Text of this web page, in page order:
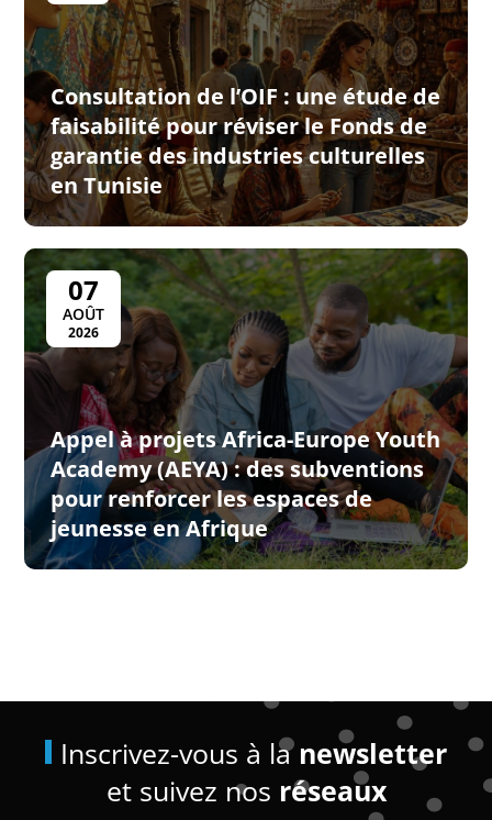
Consultation de l’OIF : une étude de
faisabilité pour réviser le Fonds de
garantie des industries culturelles
en Tunisie
07
AOÛT
2026
Appel à projets Africa-Europe Youth
Academy (AEYA) : des subventions
pour renforcer les espaces de
jeunesse en Afrique
Inscrivez-vous à lanewsletter
et suivez nos réseaux